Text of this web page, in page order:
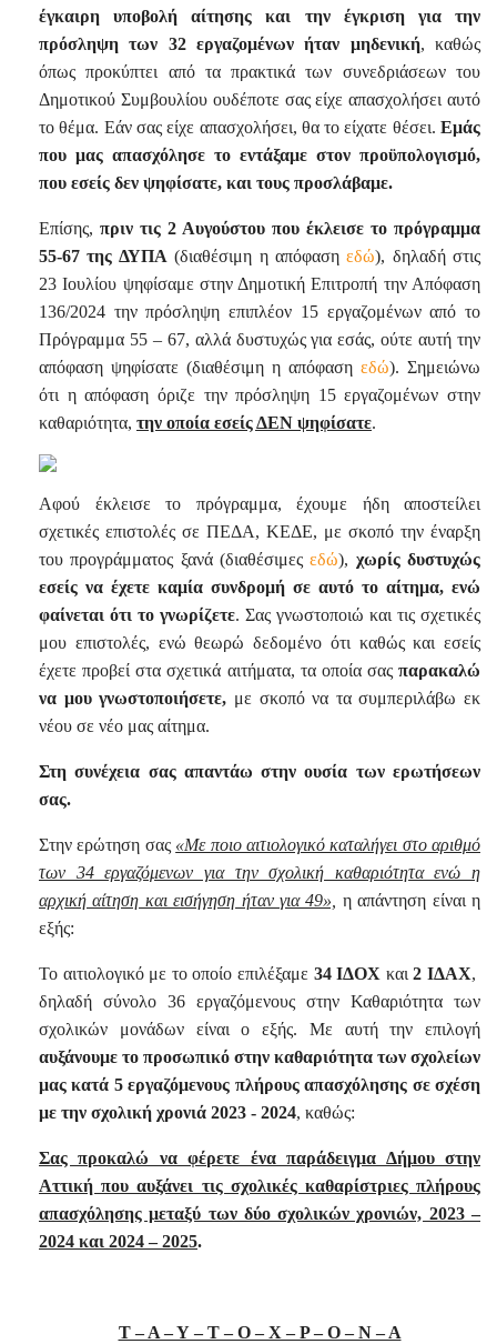
έγκαιρη υποβολή αίτησης και την έγκριση για την
πρόσληψη των 32 εργαζομένων ήταν μηδενική, καθώς
όπως προκύπτει από τα πρακτικά των συνεδριάσεων του
Δημοτικού Συμβουλίου ουδέποτε σας είχε απασχολήσει αυτό
το θέμα. Εάν σας είχε απασχολήσει, θα το είχατε θέσει. Εμάς
που μας απασχόλησε το εντάξαμε στον προϋπολογισμό,
που εσείς δεν ψηφίσατε, και τους προσλάβαμε.
Επίσης, πριν τις 2 Αυγούστου που έκλεισε το πρόγραμμα
55-67 της ΔΥΠΑ (διαθέσιμη η απόφασηεδώ), δηλαδή στις
23 Ιουλίου ψηφίσαμε στην Δημοτική Επιτροπή την Απόφαση
136/2024 την πρόσληψη επιπλέον 15 εργαζομένων από το
Πρόγραμμα 55 – 67, αλλά δυστυχώς για εσάς, ούτε αυτή την
απόφαση ψηφίσατε (διαθέσιμη η απόφαση εδώ). Σημειώνω
ότι η απόφαση όριζε την πρόσληψη 15 εργαζομένων στην
καθαριότητα, την οποία εσείς ΔΕΝ ψηφίσατε.
Αφού έκλεισε το πρόγραμμα, έχουμε ήδη αποστείλει
σχετικές επιστολές σε ΠΕΔΑ, ΚΕΔΕ, με σκοπό την έναρξη
του προγράμματος ξανά (διαθέσιμεςεδώ), χωρίς δυστυχώς
εσείς να έχετε καμία συνδρομή σε αυτό το αίτημα, ενώ
φαίνεται ότι το γνωρίζετε. Σας γνωστοποιώ και τις σχετικές
μου επιστολές, ενώ θεωρώ δεδομένο ότι καθώς και εσείς
έχετε προβεί στα σχετικά αιτήματα, τα οποία σας παρακαλώ
να μου γνωστοποιήσετε, με σκοπό να τα συμπεριλάβω εκ
νέου σε νέο μας αίτημα.
Στη συνέχεια σας απαντάω στην ουσία των ερωτήσεων
σας.
Στην ερώτηση σας «Με ποιο αιτιολογικό καταλήγει στο αριθμό
των 34 εργαζόμενων για την σχολική καθαριότητα ενώ η
αρχική αίτηση και εισήγηση ήταν για 49»,
η απάντηση είναι η
εξής:
Το αιτιολογικό με το οποίο επιλέξαμε 34 ΙΔΟΧ και2 ΙΔΑΧ,
δηλαδή σύνολο 36 εργαζόμενους στην Καθαριότητα των
σχολικών μονάδων είναι ο εξής. Με αυτή την επιλογή
αυξάνουμε το προσωπικό στην καθαριότητα των σχολείων
μας κατά 5 εργαζόμενους πλήρους απασχόλησης σε σχέση
με την σχολική χρονιά 2023 - 2024, καθώς:
Σας προκαλώ να φέρετε ένα παράδειγμα Δήμου στην
Αττική που αυξάνει τις σχολικές καθαρίστριες πλήρους
απασχόλησης μεταξύ των δύο σχολικών χρονιών, 2023 –
2024 και 2024 – 2025.
Τ – Α – Υ – Τ – Ο – Χ – Ρ – Ο – Ν – Α